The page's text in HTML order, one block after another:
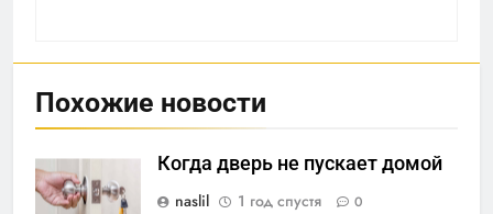
Похожие новости
Когда дверь не пускает домой
naslil
1 год спустя 0